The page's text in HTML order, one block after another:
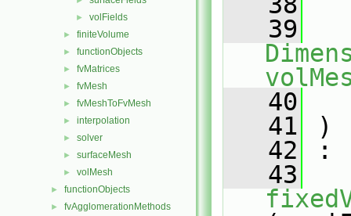
► volFields
► finiteVolume
► functionObjects
► fvMatrices
► fvMesh
► fvMeshToFvMesh
► interpolation
► solver
► surfaceMesh
► volMesh
► functionObjects
► fvAgglomerationMethods
   39
   40
   41
)
   42
:
   43